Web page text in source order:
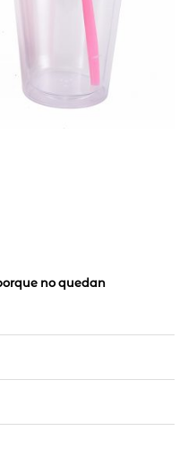
no quedan